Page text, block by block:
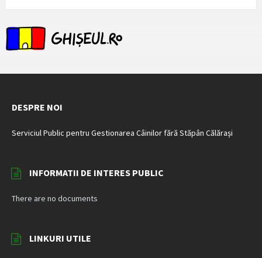
DESPRE NOI
Serviciul Public pentru Gestionarea Câinilor fără Stăpân Călărași
INFORMATII DE INTERES PUBLIC
There are no documents
LINKURI UTILE